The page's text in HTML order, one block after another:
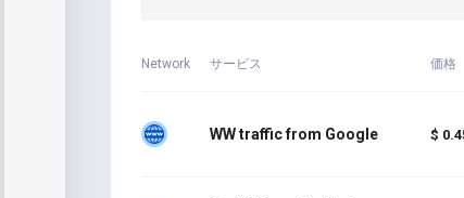
Network サービス 価格
WW traffic from Google $